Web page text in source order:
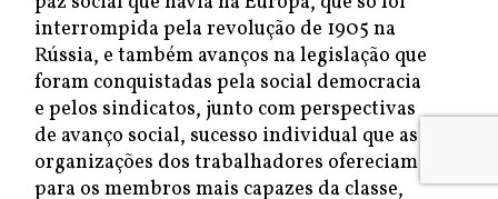
interrompida pela revolução de 1905 na
Rússia, e também avanços na legislação que
foram conquistadas pela social democracia
e pelos sindicatos, junto com perspectivas
de avanço social, sucesso individual que as
organizações dos trabalhadores ofereciam
para os membros mais capazes da classe,